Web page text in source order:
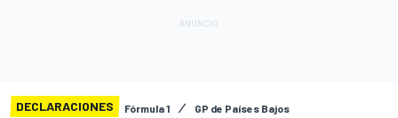
DECLARACIONES Fórmula 1 GP de Países Bajos